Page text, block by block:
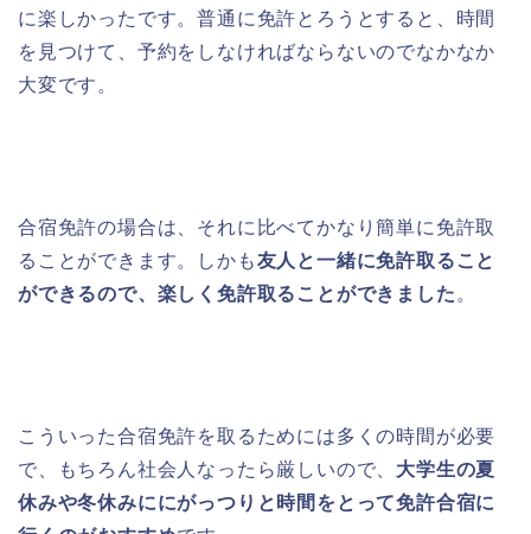
に楽しかったです。普通に免許とろうとすると、時間
を見つけて、予約をしなければならないのでなかなか
大変です。
合宿免許の場合は、それに比べてかなり簡単に免許取
ることができます。しかも友人と一緒に免許取ること
ができるので、楽しく免許取ることができました。
こういった合宿免許を取るためには多くの時間が必要
で、もちろん社会人なったら厳しいので、 大学生の夏
休みや冬休みににがっつりと時間をとって免許合宿に